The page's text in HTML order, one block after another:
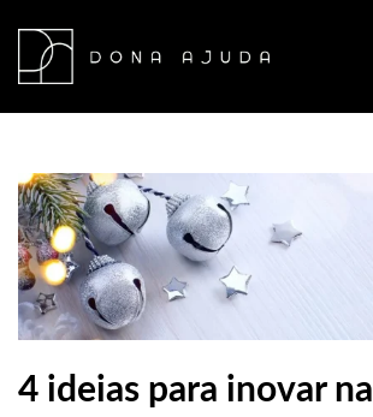
4 ideias para inovar na